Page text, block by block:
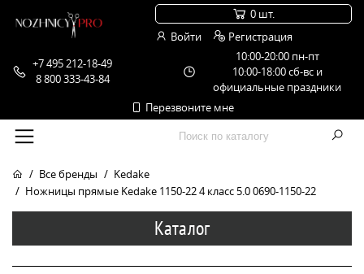
+7 495 212-18-49
8 800 333-43-84
10:00-20:00 пн-пт
10:00-18:00 сб-вс и
официальные праздники
Перезвоните мне
0 шт.
Войти
Регистрация
Все бренды
Kedake
Ножницы прямые Kedake 1150-22 4 класс 5.0 0690-1150-22
Каталог